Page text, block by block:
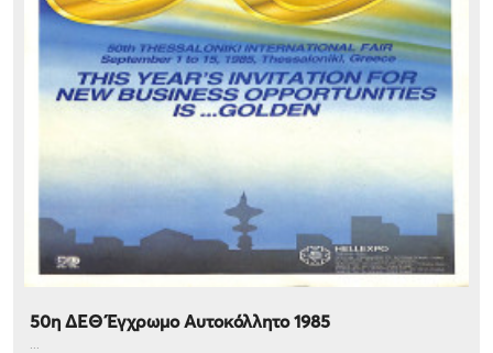
50η ΔΕΘ Έγχρωμο Αυτοκόλλητο 1985
...